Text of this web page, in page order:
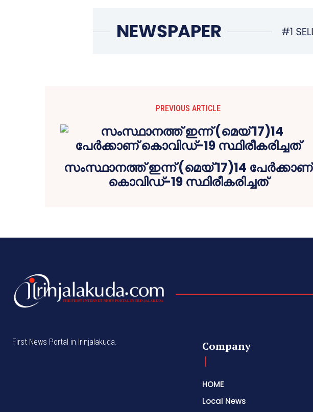
PREVIOUS ARTICLE
സംസ്ഥാനത്ത് ഇന്ന് (മെയ് 17)14 പേര്‍ക്കാണ്
കൊവിഡ്-19 സ്ഥിരീകരിച്ചത്
First News Portal in Irinjalakuda. Company
HOME
Local News